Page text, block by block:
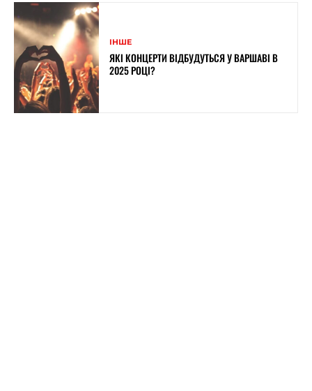
ІНШЕ
ЯКІ КОНЦЕРТИ ВІДБУДУТЬСЯ У ВАРШАВІ В
2025 РОЦІ?